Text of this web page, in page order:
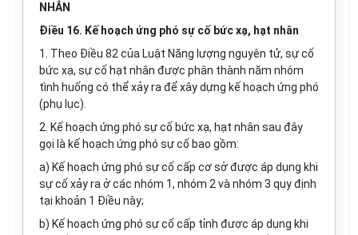
NHÂN
Điều 16. Kế hoạch ứng phó sự cố bức xạ, hạt nhân
1. Theo Điều 82 của Luật Năng lượng nguyên tử, sự cố
bức xạ, sự cố hạt nhân được phân thành năm nhóm
tình huống có thể xảy ra để xây dựng kế hoạch ứng phó
(phụ lục).
2. Kế hoạch ứng phó sự cố bức xạ, hạt nhân sau đây
gọi là kế hoạch ứng phó sự cố bao gồm:
a) Kế hoạch ứng phó sự cố cấp cơ sở được áp dụng khi
sự cố xảy ra ở các nhóm 1, nhóm 2 và nhóm 3 quy định
tại khoản 1 Điều này;
b) Kế hoạch ứng phó sự cố cấp tỉnh được áp dụng khi